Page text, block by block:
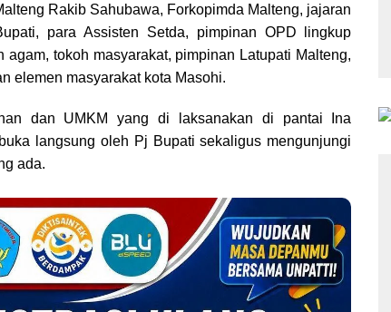
Rakib Sahubawa, Forkopimda Malteng, jajaran
para Assisten Setda, pimpinan OPD lingkup
agam, tokoh masyarakat, pimpinan Latupati Malteng,
elemen masyarakat kota Masohi.
dan UMKM yang di laksanakan di pantai Ina
langsung oleh Pj Bupati sekaligus mengunjungi
ada.